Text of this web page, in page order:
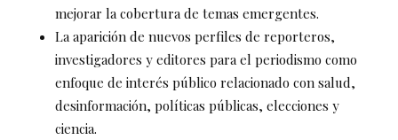
mejorar la cobertura de temas emergentes.
La aparición de nuevos perfiles de reporteros,
investigadores y editores para el periodismo como
enfoque de interés público relacionado con salud,
desinformación, políticas públicas, elecciones y
ciencia.